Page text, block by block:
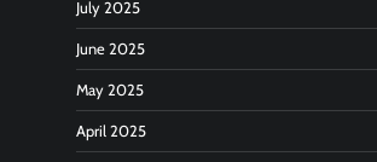
July 2025
June 2025
May 2025
April 2025